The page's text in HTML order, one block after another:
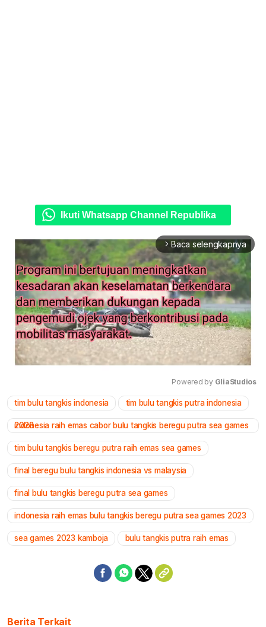
Ikuti Whatsapp Channel Republika
arrow_forward_ios Baca selengkapnya
Mute
Powered by GliaStudios
tim bulu tangkis indonesia tim bulu tangkis putra indonesia
indonesia raih emas cabor bulu tangkis beregu putra sea games 2023
tim bulu tangkis beregu putra raih emas sea games
final beregu bulu tangkis indonesia vs malaysia
final bulu tangkis beregu putra sea games
indonesia raih emas bulu tangkis beregu putra sea games 2023
sea games 2023 kamboja bulu tangkis putra raih emas
Berita Terkait